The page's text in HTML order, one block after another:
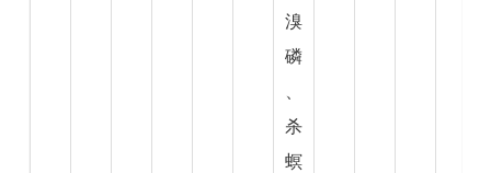
溴
磷
杀
螟